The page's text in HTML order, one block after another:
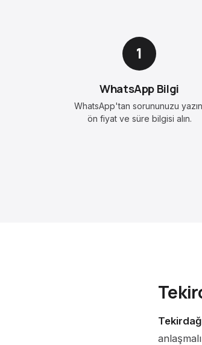
1
WhatsApp Bilgi
WhatsApp'tan sorununuzu yazın,
ön fiyat ve süre bilgisi alın.
anlaşmalı